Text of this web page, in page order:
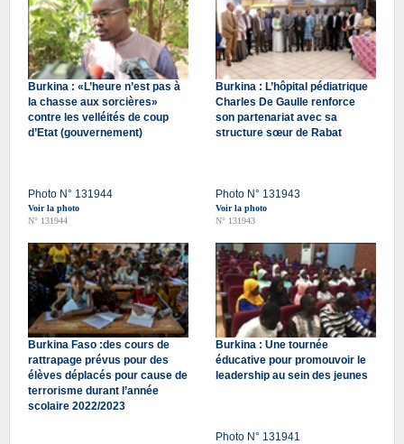
Burkina : «L’heure n’est pas à
la chasse aux sorcières»
contre les velléités de coup
d’Etat (gouvernement)
Photo N° 131944
Voir la photo
N° 131944
Burkina : L’hôpital pédiatrique
Charles De Gaulle renforce
son partenariat avec sa
structure sœur de Rabat
Photo N° 131943
Voir la photo
N° 131943
Burkina Faso :des cours de
rattrapage prévus pour des
élèves déplacés pour cause de
terrorisme durant l’année
scolaire 2022/2023
Burkina : Une tournée
éducative pour promouvoir le
leadership au sein des jeunes
Photo N° 131941